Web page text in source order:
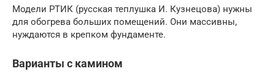
Модели РТИК (русская теплушка И. Кузнецова) нужны
для обогрева больших помещений. Они массивны,
нуждаются в крепком фундаменте.
Варианты с камином